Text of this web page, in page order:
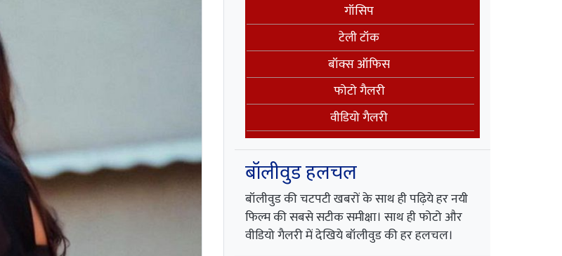
गॉसिप
टेली टॉक
बॉक्स ऑफिस
फोटो गैलरी
वीडियो गैलरी
बॉलीवुड हलचल
बॉलीवुड की चटपटी खबरों के साथ ही पढ़िये हर नयी
फिल्म की सबसे सटीक समीक्षा। साथ ही फोटो और
वीडियो गैलरी में देखिये बॉलीवुड की हर हलचल।